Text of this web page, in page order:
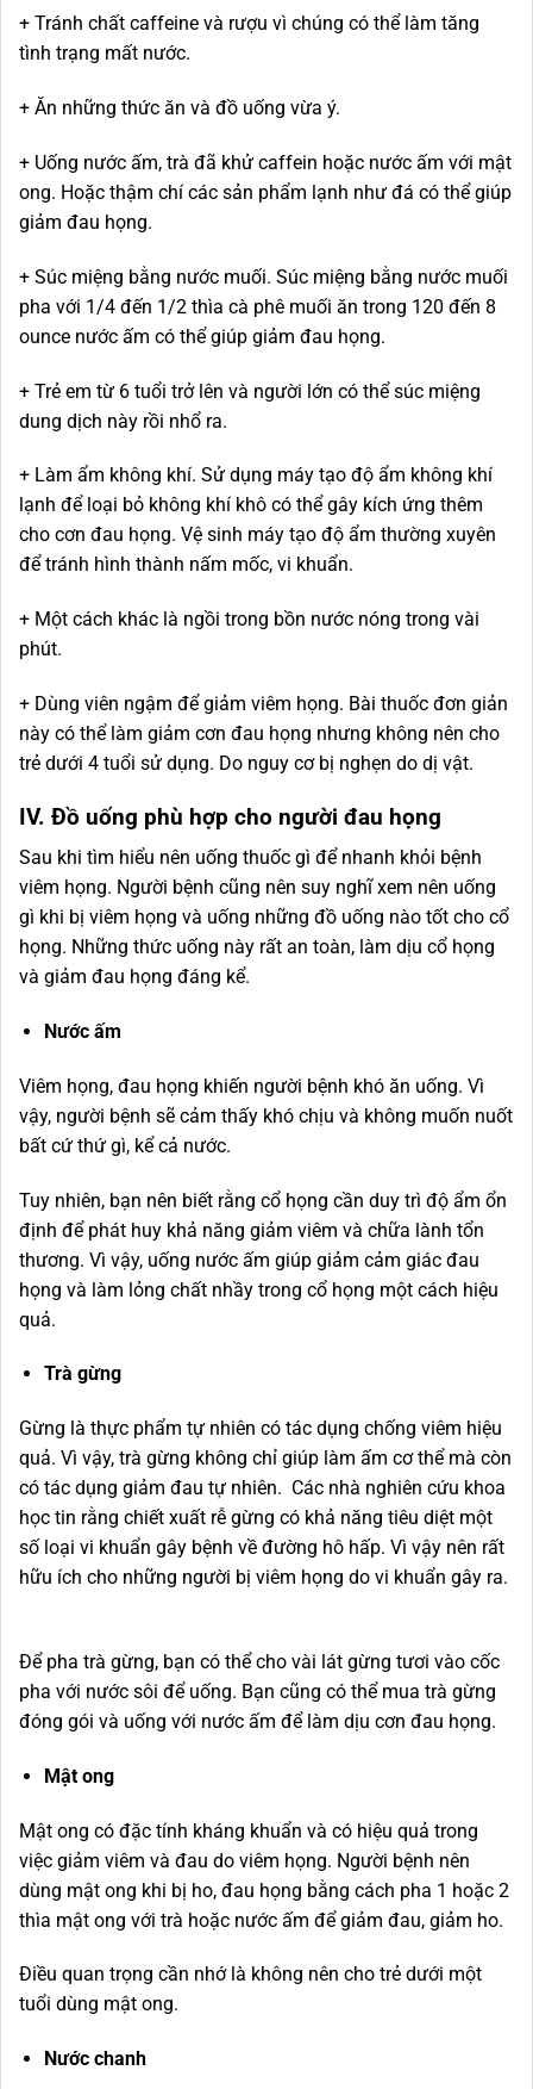
+ Tránh chất caffeine và rượu vì chúng có thể làm tăng
tình trạng mất nước.
+ Ăn những thức ăn và đồ uống vừa ý.
+ Uống nước ấm, trà đã khử caffein hoặc nước ấm với mật
ong. Hoặc thậm chí các sản phẩm lạnh như đá có thể giúp
giảm đau họng.
+ Súc miệng bằng nước muối. Súc miệng bằng nước muối
pha với 1/4 đến 1/2 thìa cà phê muối ăn trong 120 đến 8
ounce nước ấm có thể giúp giảm đau họng.
+ Trẻ em từ 6 tuổi trở lên và người lớn có thể súc miệng
dung dịch này rồi nhổ ra.
+ Làm ẩm không khí. Sử dụng máy tạo độ ẩm không khí
lạnh để loại bỏ không khí khô có thể gây kích ứng thêm
cho cơn đau họng. Vệ sinh máy tạo độ ẩm thường xuyên
để tránh hình thành nấm mốc, vi khuẩn.
+ Một cách khác là ngồi trong bồn nước nóng trong vài
phút.
+ Dùng viên ngậm để giảm viêm họng. Bài thuốc đơn giản
này có thể làm giảm cơn đau họng nhưng không nên cho
trẻ dưới 4 tuổi sử dụng. Do nguy cơ bị nghẹn do dị vật.
IV. Đồ uống phù hợp cho người đau họng
Sau khi tìm hiểu nên uống thuốc gì để nhanh khỏi bệnh
viêm họng. Người bệnh cũng nên suy nghĩ xem nên uống
gì khi bị viêm họng và uống những đồ uống nào tốt cho cổ
họng. Những thức uống này rất an toàn, làm dịu cổ họng
và giảm đau họng đáng kể.
Nước ấm
Viêm họng, đau họng khiến người bệnh khó ăn uống. Vì
vậy, người bệnh sẽ cảm thấy khó chịu và không muốn nuốt
bất cứ thứ gì, kể cả nước.
Tuy nhiên, bạn nên biết rằng cổ họng cần duy trì độ ẩm ổn
định để phát huy khả năng giảm viêm và chữa lành tổn
thương. Vì vậy, uống nước ấm giúp giảm cảm giác đau
họng và làm lỏng chất nhầy trong cổ họng một cách hiệu
quả.
Trà gừng
Gừng là thực phẩm tự nhiên có tác dụng chống viêm hiệu
quả. Vì vậy, trà gừng không chỉ giúp làm ấm cơ thể mà còn
có tác dụng giảm đau tự nhiên. Các nhà nghiên cứu khoa
học tin rằng chiết xuất rễ gừng có khả năng tiêu diệt một
số loại vi khuẩn gây bệnh về đường hô hấp. Vì vậy nên rất
hữu ích cho những người bị viêm họng do vi khuẩn gây ra.
Để pha trà gừng, bạn có thể cho vài lát gừng tươi vào cốc
pha với nước sôi để uống. Bạn cũng có thể mua trà gừng
đóng gói và uống với nước ấm để làm dịu cơn đau họng.
Mật ong
Mật ong có đặc tính kháng khuẩn và có hiệu quả trong
việc giảm viêm và đau do viêm họng. Người bệnh nên
dùng mật ong khi bị ho, đau họng bằng cách pha 1 hoặc 2
thìa mật ong với trà hoặc nước ấm để giảm đau, giảm ho.
Điều quan trọng cần nhớ là không nên cho trẻ dưới một
tuổi dùng mật ong.
Nước chanh